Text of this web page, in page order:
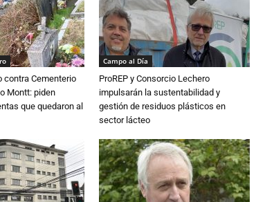
contra Cementerio
Montt: piden
que quedaron al
Campo al Día
ProREP y Consorcio Lechero
impulsarán la sustentabilidad y
gestión de residuos plásticos en
sector lácteo